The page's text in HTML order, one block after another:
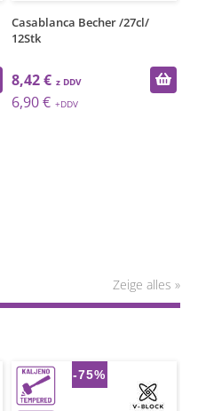
Casablanca Becher /27cl/
12Stk
8,42 €
6,90 €
Zeige alles »
-75%